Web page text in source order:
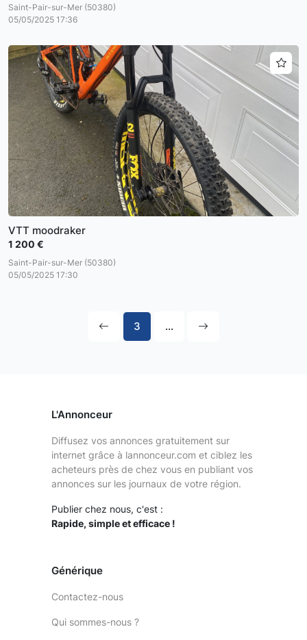
Saint-Pair-sur-Mer (50380)
05/05/2025 17:36
VTT moodraker
1 200 €
Saint-Pair-sur-Mer (50380)
05/05/2025 17:30
3 ...
L'Annonceur
Diffusez vos annonces gratuitement sur
internet grâce à lannonceur.com et ciblez les
acheteurs près de chez vous en publiant vos
annonces sur les journaux de votre région.
Publier chez nous, c'est :
Rapide, simple et efficace !
Générique
Contactez-nous
Qui sommes-nous ?